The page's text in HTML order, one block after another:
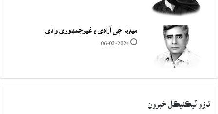
ميڊيا جي آزادي ۽ غيرجمھوري وادي
06-03-2024
تازو ٽيڪنيڪل خبرون